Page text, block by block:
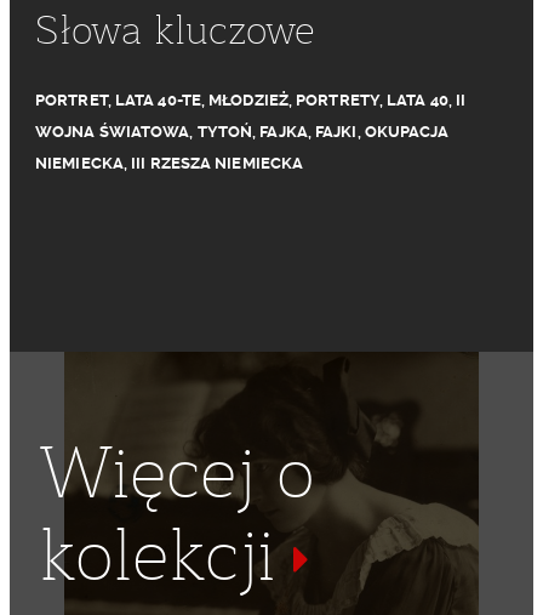
Słowa kluczowe
PORTRET, LATA 40-TE, MŁODZIEŻ, PORTRETY, LATA 40, II
WOJNA ŚWIATOWA, TYTOŃ, FAJKA, FAJKI, OKUPACJA
NIEMIECKA, III RZESZA NIEMIECKA
Więcej o
kolekcji